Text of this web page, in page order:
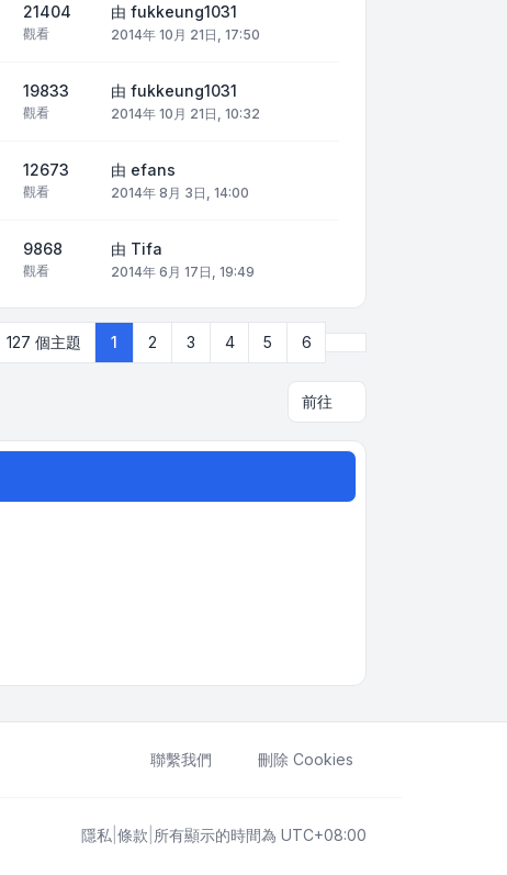
21404
觀看
由 fukkeung1031
2014年 10月 21日, 17:50
19833
觀看
由 fukkeung1031
2014年 10月 21日, 10:32
12673
觀看
由 efans
2014年 8月 3日, 14:00
9868
觀看
由 Tifa
2014年 6月 17日, 19:49
127 個主題 1 2 3 4 5 6
前往
聯繫我們 刪除 Cookies
隱私 條款 所有顯示的時間為 UTC+08:00